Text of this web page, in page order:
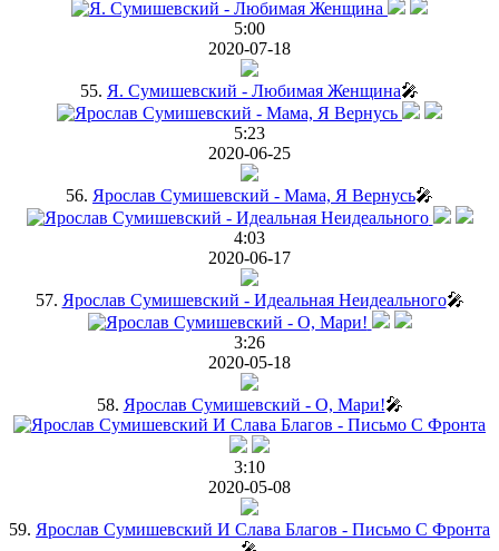
5:00
2020-07-18
55. Я. Сумишевский - Любимая Женщина🎤
5:23
2020-06-25
56. Ярослав Сумишевский - Мама, Я Вернусь🎤
4:03
2020-06-17
57. Ярослав Сумишевский - Идеальная Неидеального🎤
3:26
2020-05-18
58. Ярослав Сумишевский - О, Мари!🎤
3:10
2020-05-08
59. Ярослав Сумишевский И Слава Благов - Письмо С Фронта